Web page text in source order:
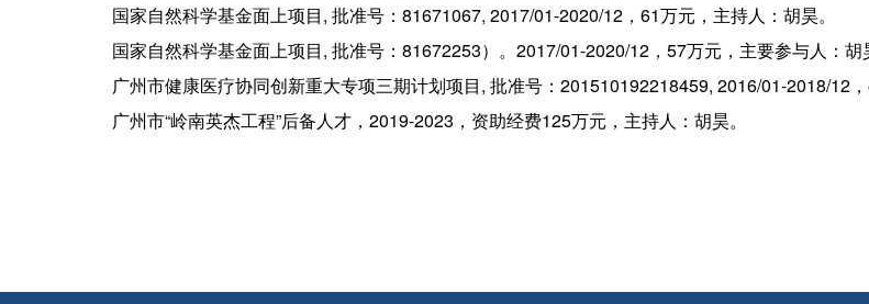
国家自然科学基金面上项目, 批准号：81671067, 2017/01-2020/12，61万元，主持人：胡昊。
国家自然科学基金面上项目, 批准号：81672253）。2017/01-2020/12，57万元，主要参与人：胡
广州市健康医疗协同创新重大专项三期计划项目, 批准号：201510192218459, 2016/01-2018/12，
广州市“岭南英杰工程”后备人才，2019-2023，资助经费125万元，主持人：胡昊。